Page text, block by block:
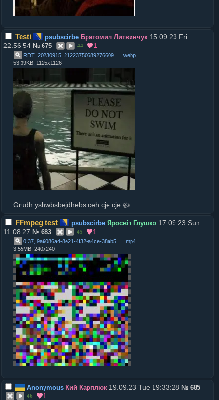
Testi psubscirbe Братомил Литвинчук15.09.23 Fri
22:56:54 № 675 44 1
webp
53.39KB, 1125x1126
Grudh yshwbsbejdhebs ceh cje cje 👍
FFmpeg test psubscirbe Яросвіт Глушко17.09.23 Sun
11:08:27 № 683 45 1
mp4
3.55MB, 240x240
Anonymous Кий Карплюк19.09.23 Tue 19:33:28 № 685
46 1